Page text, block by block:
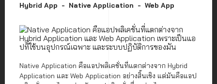
Hybrid App Native Application Web App
Native Application คือแอปพลิเคชั่นที่แตกต่างจาก Hybrid
Application และ Web Application อย่างสิ้นเชิง แต่มันคือแอป